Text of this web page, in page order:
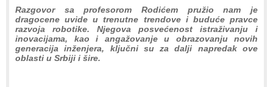
Razgovor sa profesorom Rodićem pružio nam je
dragocene uvide u trenutne trendove i buduće pravce
razvoja robotike. Njegova posvećenost istraživanju i
inovacijama, kao i angažovanje u obrazovanju novih
generacija inženjera, ključni su za dalji napredak ove
oblasti u Srbiji i šire.